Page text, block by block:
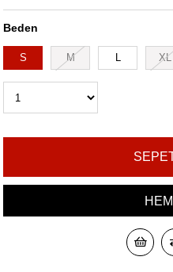
Beden
S M L XL